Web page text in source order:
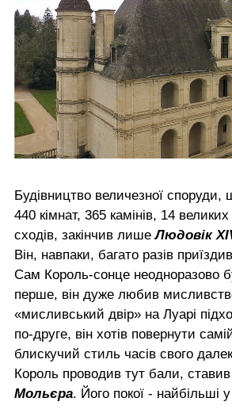
Будівництво величезної споруди,
440 кімнат, 365 камінів, 14
сходів, закінчив лишеЛюдовік
Він, навпаки, багато разів
Сам Король-сонце неодноразово
перше, він дуже любив
«мисливський двір» на Луарі
по-друге, він хотів повернути
блискучий стиль часів свого
Король проводив тут бали,
Мольєра. Його покої - найбільші